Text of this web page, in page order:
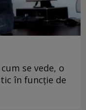
se vede, o
în funcţie de